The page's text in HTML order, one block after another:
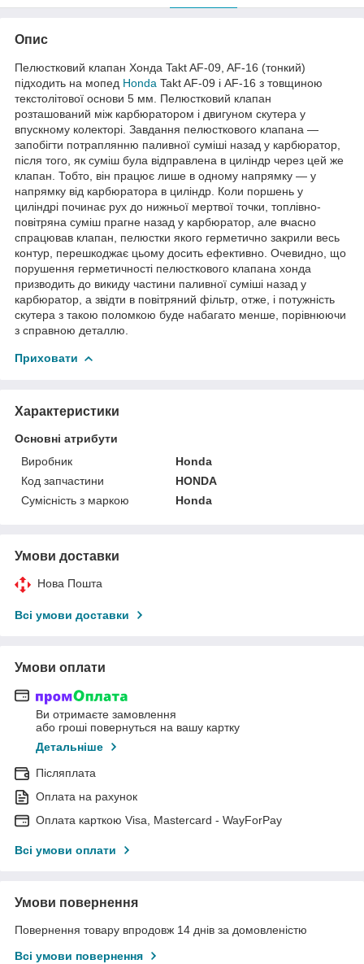
Опис
Пелюстковий клапан Хонда Takt AF-09, AF-16 (тонкий)
підходить на мопед Honda Takt AF-09 і AF-16 з товщиною
текстолітової основи 5 мм. Пелюстковий клапан
розташований між карбюратором і двигуном скутера у
впускному колекторі. Завдання пелюсткового клапана —
запобігти потраплянню паливної суміші назад у карбюратор,
після того, як суміш була відправлена в циліндр через цей же
клапан. Тобто, він працює лише в одному напрямку — у
напрямку від карбюратора в циліндр. Коли поршень у
циліндрі починає рух до нижньої мертвої точки, топлівно-
повітряна суміш прагне назад у карбюратор, але вчасно
спрацював клапан, пелюстки якого герметично закрили весь
контур, перешкоджає цьому досить ефективно. Очевидно, що
порушення герметичності пелюсткового клапана хонда
призводить до викиду частини паливної суміші назад у
карбюратор, а звідти в повітряний фільтр, отже, і потужність
скутера з такою поломкою буде набагато менше, порівнюючи
з справною деталлю.
Приховати
Характеристики
Основні атрибути
Виробник
Honda
Код запчастини
HONDA
Сумісність з маркою
Honda
Умови доставки
Нова Пошта
Всі умови доставки
Умови оплати
Ви отримаєте замовлення
або гроші повернуться на вашу картку
Детальніше
Післяплата
Оплата на рахунок
Оплата карткою Visa, Mastercard - WayForPay
Всі умови оплати
Умови повернення
Повернення товару впродовж 14 днів за домовленістю
Всі умови повернення